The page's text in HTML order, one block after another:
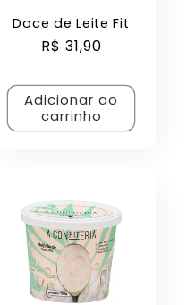
Doce de Leite Fit
Preço
R$ 31,90
Adicionar ao
carrinho